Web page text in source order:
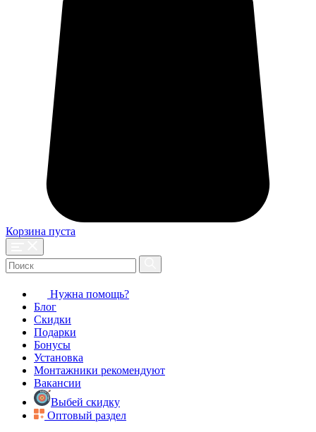
Корзина пуста
Нужна помощь?
Блог
Скидки
Подарки
Бонусы
Установка
Монтажники рекомендуют
Вакансии
Выбей скидку
Оптовый раздел